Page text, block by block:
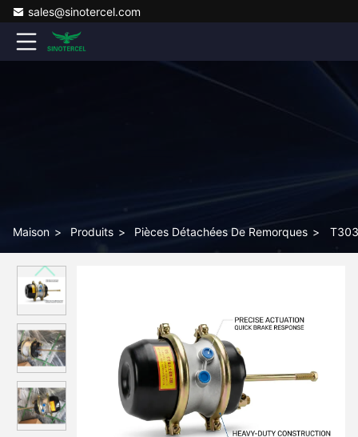
sales@sinotercel.com
Maison > Produits > Pièces Détachées De Remorques >